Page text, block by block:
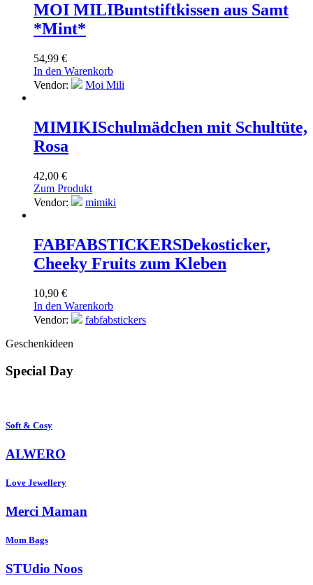
MOI MILIBuntstiftkissen aus Samt
*Mint*
54,99 €
In den Warenkorb
Vendor:
Moi Mili
MIMIKISchulmädchen mit Schultüte,
Rosa
42,00 €
Zum Produkt
Vendor:
mimiki
FABFABSTICKERSDekosticker,
Cheeky Fruits zum Kleben
10,90 €
In den Warenkorb
Vendor:
fabfabstickers
Geschenkideen
Special Day
Soft & Cosy
ALWERO
Love Jewellery
Merci Maman
Mom Bags
STUdio Noos